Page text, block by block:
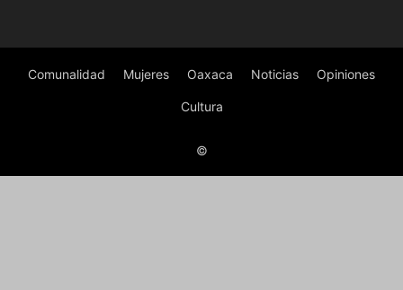
Comunalidad Mujeres Oaxaca Noticias Opiniones
Cultura
©